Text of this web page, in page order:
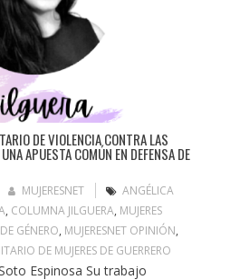
DE VIOLENCIA CONTRA LAS
APUESTA COMÚN EN DEFENSA DE
MUJERESNET
ANGÉLICA
, COLUMNA JILGUERA, MUJERES
GÉNERO, MUJERESNET OPINIÓN,
DE MUJERES DE GUERRERO
Espinosa Su trabajo